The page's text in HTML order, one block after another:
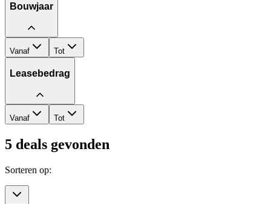
Bouwjaar
Vanaf Tot
Leasebedrag
Vanaf Tot
5 deals gevonden
Sorteren op: